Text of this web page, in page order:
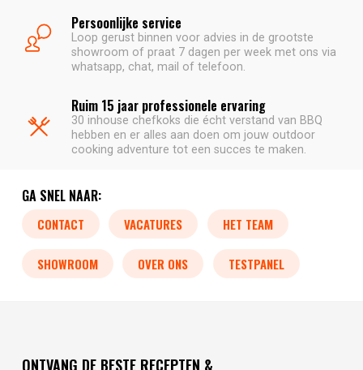
Persoonlijke service
Loop gerust binnen voor advies in de grootste
showroom of praat 7 dagen per week met ons via
whatsapp, chat, mail of telefoon.
Ruim 15 jaar professionele ervaring
30 inhouse chefkoks die écht verstand van BBQ
hebben en er alles aan doen om jouw outdoor
cooking adventure tot een succes te maken.
GA SNEL NAAR:
CONTACT VACATURES HET TEAM
SHOWROOM OVER ONS TESTPANEL
ONTVANG DE BESTE RECEPTEN &